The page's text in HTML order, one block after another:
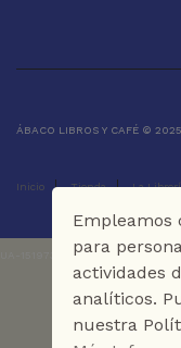
ÁBACO LIBROS Y CAFÉ ©
Inicio Tienda La
UA-151973273-1
Empleamos
para
actividades
analíticos.
nuestra